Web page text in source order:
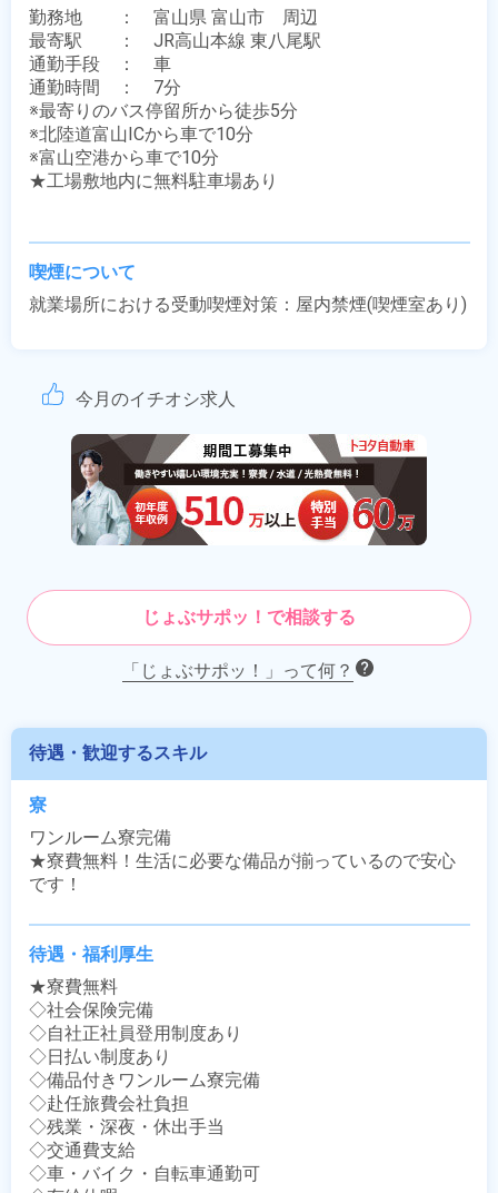
勤務地　　：　富山県 富山市　周辺
最寄駅　　：　JR高山本線 東八尾駅
通勤手段　：　車
通勤時間　：　7分
※最寄りのバス停留所から徒歩5分
※北陸道富山ICから車で10分
※富山空港から車で10分
★工場敷地内に無料駐車場あり
喫煙について
就業場所における受動喫煙対策：屋内禁煙(喫煙室あり)
今月のイチオシ求人
じょぶサポッ！で相談する
「じょぶサポッ！」って何？
待遇・歓迎するスキル
寮
ワンルーム寮完備
★寮費無料！生活に必要な備品が揃っているので安心
です！
待遇・福利厚生
★寮費無料
◇社会保険完備
◇自社正社員登用制度あり
◇日払い制度あり
◇備品付きワンルーム寮完備
◇赴任旅費会社負担
◇残業・深夜・休出手当
◇交通費支給
◇車・バイク・自転車通勤可